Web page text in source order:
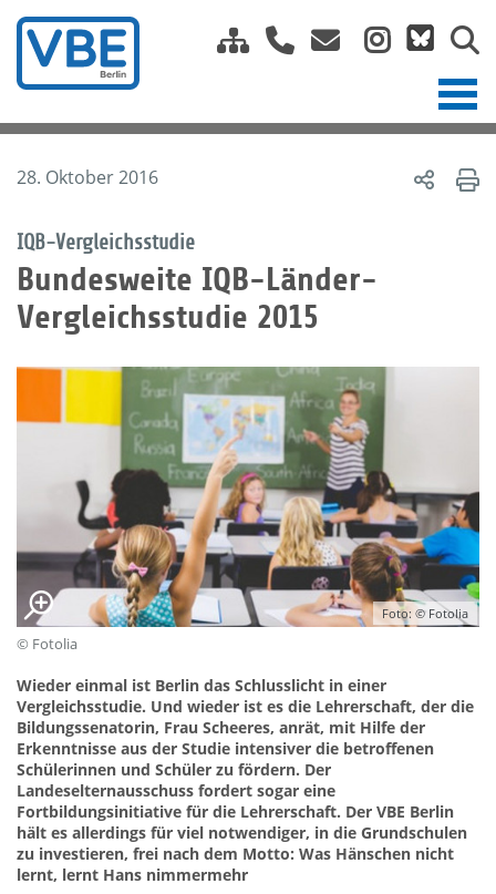
28. Oktober 2016
IQB-Vergleichsstudie
Bundesweite IQB-Länder-
Vergleichsstudie 2015
Foto: © Fotolia
© Fotolia
Wieder einmal ist Berlin das Schlusslicht in einer
Vergleichsstudie. Und wieder ist es die Lehrerschaft, der die
Bildungssenatorin, Frau Scheeres, anrät, mit Hilfe der
Erkenntnisse aus der Studie intensiver die betroffenen
Schülerinnen und Schüler zu fördern. Der
Landeselternausschuss fordert sogar eine
Fortbildungsinitiative für die Lehrerschaft. Der VBE Berlin
hält es allerdings für viel notwendiger, in die Grundschulen
zu investieren, frei nach dem Motto: Was Hänschen nicht
lernt, lernt Hans nimmermehr